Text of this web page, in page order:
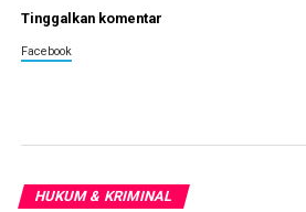
Tinggalkan komentar
Facebook
HUKUM & KRIMINAL